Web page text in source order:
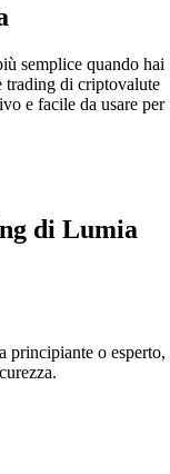
semplice quando hai
trading di criptovalute
e facile da usare per
di Lumia
principiante o esperto,